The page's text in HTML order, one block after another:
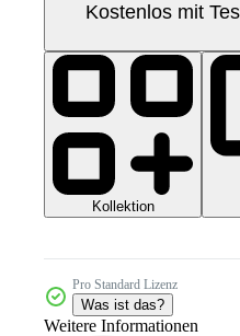
Kostenlos mit
Kollektion
Pro Standard Lizenz
Was ist das?
Weitere Informationen